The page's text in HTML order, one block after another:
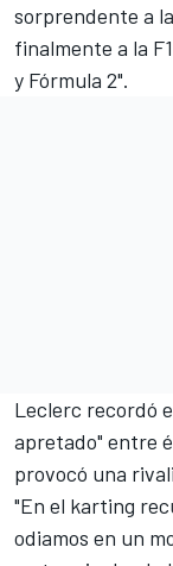
sorprendente a
finalmente a la
y Fórmula 2".
Leclerc recordó
apretado" entre
provocó una
"En el karting
odiamos en un